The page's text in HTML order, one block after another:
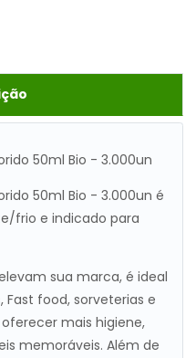
50ml Bio - 3.000un
50ml Bio - 3.000un é
frio e indicado para
sua marca, é ideal
food, sorveterias e
mais higiene,
memoráveis. Além de